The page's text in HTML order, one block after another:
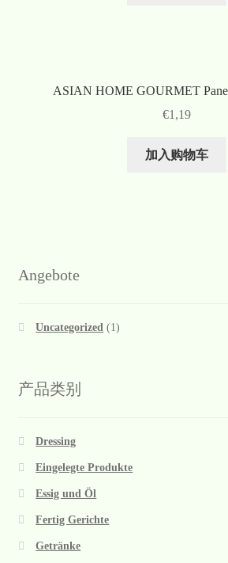
ASIAN HOME GOURMET
€1,19
加入购物车
Angebote
Uncategorized (1)
产品类别
Dressing
Eingelegte Produkte
Essig und Öl
Fertig Gerichte
Getränke